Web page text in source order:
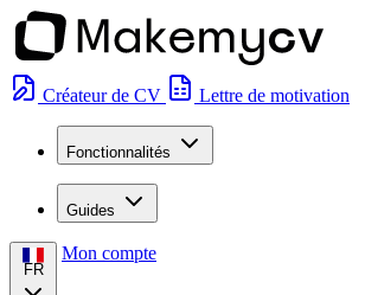
Créateur de CV Lettre de motivation
Fonctionnalités
Guides
FR
Mon compte